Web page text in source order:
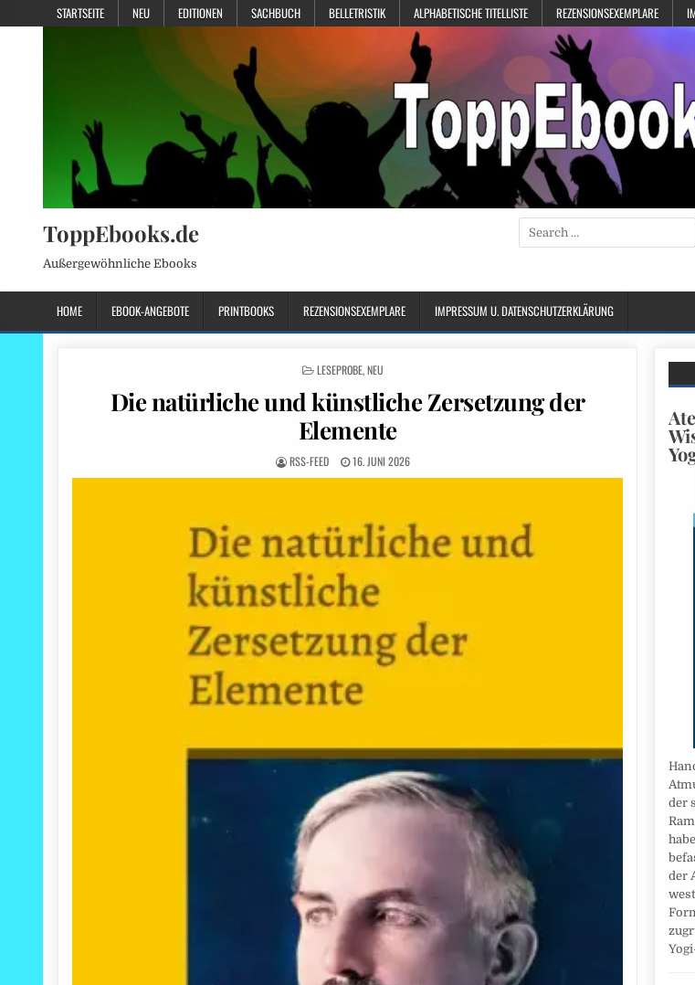
STARTSEITE NEU EDITIONEN SACHBUCH BELLETRISTIK ALPHABETISCHE TITELLISTE REZENSIONSEXEMPLARE
ToppEbooks.de
Außergewöhnliche Ebooks
Search
for:
HOME EBOOK-ANGEBOTE PRINTBOOKS REZENSIONSEXEMPLARE IMPRESSUM U. DATENSCHUTZERKLÄRUNG
POSTED
LESEPROBE,NEU
Die natürliche und künstliche Zersetzung der
Elemente
RSS-FEED 16. JUNI 2026
der
der